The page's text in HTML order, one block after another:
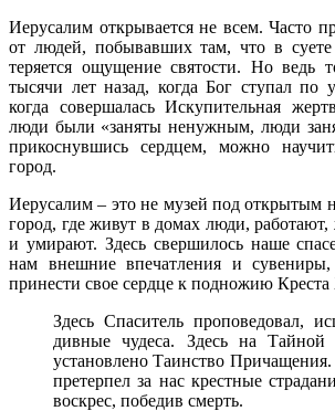
Иерусалим открывается не всем. Часто
от людей, побывавших там, что в
теряется ощущение святости. Но ведь
тысячи лет назад, когда Бог ступал по
когда совершалась Искупительная
люди были «заняты ненужным, люди
прикоснувшись сердцем, можно
город.
Иерусалим – это не музей под открытым
город, где живут в домах люди,
и умирают. Здесь свершилось наше
нам внешние впечатления и
принести свое сердце к подножию Креста
Здесь Спаситель проповедовал,
дивные чудеса. Здесь на
установлено Таинство Причащения.
претерпел за нас крестные
воскрес, победив смерть.